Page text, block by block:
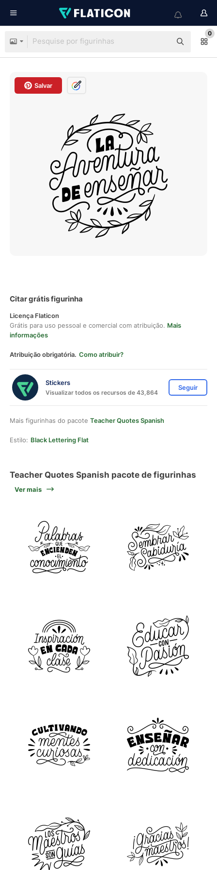
0
Salvar
Citar grátis figurinha
Licença Flaticon
Grátis para uso pessoal e comercial com atribuição. Mais
informações
Atribuição obrigatória. Como atribuir?
Stickers
Visualizar todos os recursos de 43,864
Seguir
Mais figurinhas do pacote Teacher Quotes Spanish
Estilo: Black Lettering Flat
Teacher Quotes Spanish pacote de figurinhas
Ver mais